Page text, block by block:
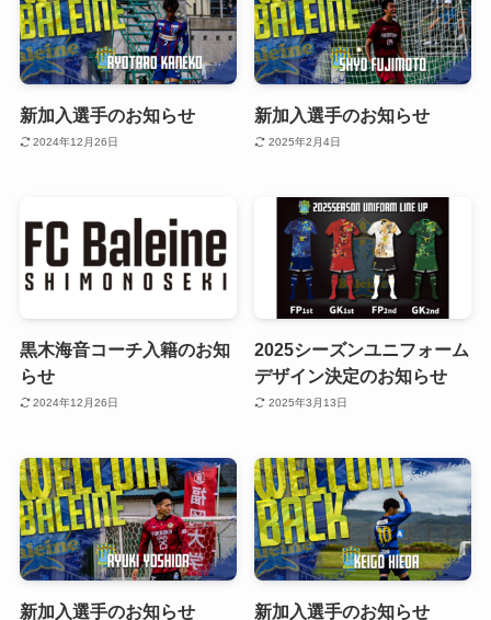
新加入選手のお知らせ
2024年12月26日
新加入選手のお知らせ
2025年2月4日
黒木海音コーチ入籍のお知
らせ
2024年12月26日
2025シーズンユニフォーム
デザイン決定のお知らせ
2025年3月13日
新加入選手のお知らせ 新加入選手のお知らせ